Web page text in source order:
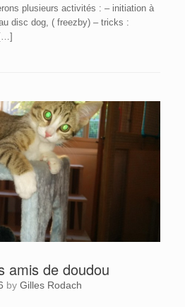
plusieurs activités : – initiation à
disc dog, ( freezby) – tricks :
amis de doudou
by Gilles Rodach